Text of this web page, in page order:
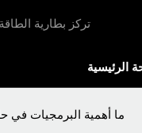
تركز بطارية
الرئيسية
ما أهمية البرمجيات في